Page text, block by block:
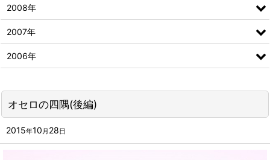
オセロの四隅(後編)
2015年10 月 28 日
2008年
2007年
2006年